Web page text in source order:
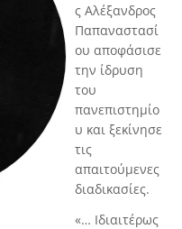
ς Αλέξανδρος
Παπαναστασί
ου αποφάσισε
την ίδρυση
του
πανεπιστημίο
υ και ξεκίνησε
τις
απαιτούμενες
διαδικασίες.
«… Ιδιαιτέρως